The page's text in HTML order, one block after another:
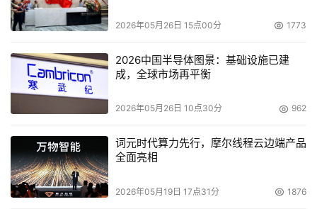
Unsworth 说，Cohen、Unsworth等人说，NAND在随机
写入数据方面不占优势。事实上，大多数固态硬盘供应商的
特性。为了掩盖这一缺陷，供应商试图不用NAND闪存来控
制读写速度，而是通过控制器、内存缓冲器、多重控制器通
路、平行交叉的NAND芯片 以及闪存管理软件对之进行控
比如，这个月Micron发布了新型适用于笔记本的固态硬盘
阵列，型号为C100和C200--容量为从32GB到128GB。
Micron说这一硬盘的持续读取速度可达每秒250MB，写入
2026年05月26日 15点00分 1773
2026中国半导体图景：基础设施已建
成，全球市场再平衡
2026年05月26日 10点30分 962
词元时代算力先行，摩尔线程云边端产品
全面亮相
2026年05月19日 17点31分 1876